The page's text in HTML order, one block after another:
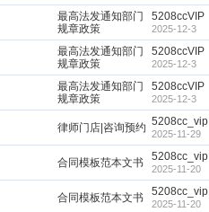
最高法发通知部门
规章政策
5208ccVIP
2025-12-3
最高法发通知部门
规章政策
5208ccVIP
2025-12-3
最高法发通知部门
规章政策
5208ccVIP
2025-12-3
律师门店|咨询预约 5208cc_vip
2025-11-29
合同模板范本文书 5208cc_vip
2025-11-20
合同模板范本文书 5208cc_vip
2025-11-20